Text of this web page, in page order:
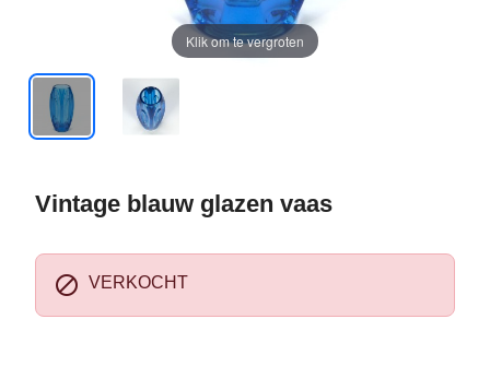
Klik om te vergroten
Vintage blauw glazen vaas
 VERKOCHT